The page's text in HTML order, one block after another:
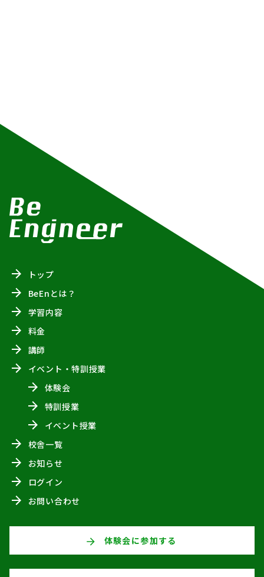
トップ
BeEnとは？
学習内容
料金
講師
イベント・特訓授業
体験会
特訓授業
イベント授業
校舎一覧
お知らせ
ログイン
お問い合わせ
体験会に参加する